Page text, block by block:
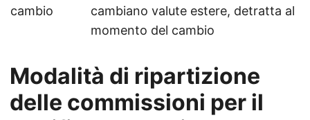
cambio
cambiano valute estere, detratta al
momento del cambio
Modalità di ripartizione
delle commissioni per il